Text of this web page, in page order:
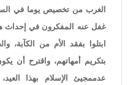
الغرب من تخصيص يوما في
غفل عنه المفكرون في إحداث
ابتلوا بفقد الأم من الكآبة،
بتكريم أمهاتهم، واقترح أن
عدممجيئ الإسلام بهذا